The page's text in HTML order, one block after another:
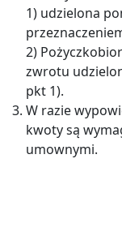
1) udzielona
2)
zwrotu
pkt 1).
W razie
kwoty są
umownymi.